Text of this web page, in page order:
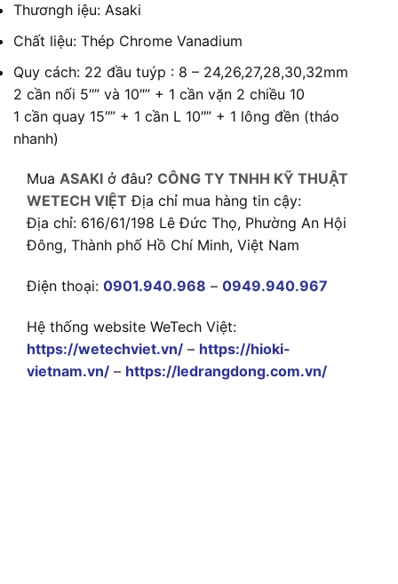
Thươngh iệu: Asaki
Chất liệu: Thép Chrome Vanadium
Quy cách: 22 đầu tuýp : 8 – 24,26,27,28,30,32mm
2 cần nối 5″” và 10″” + 1 cần vặn 2 chiều 10
1 cần quay 15″” + 1 cần L 10″” + 1 lông đền (tháo
nhanh)
Mua ASAKI ở đâu? CÔNG TY TNHH KỸ THUẬT
WETECH VIỆT Địa chỉ mua hàng tin cậy:
Địa chỉ: 616/61/198 Lê Đức Thọ, Phường An Hội
Đông, Thành phố Hồ Chí Minh, Việt Nam
Điện thoại: 0901.940.968 – 0949.940.967
Hệ thống website WeTech Việt:
https://wetechviet.vn/ – https://hioki-
vietnam.vn/ – https://ledrangdong.com.vn/